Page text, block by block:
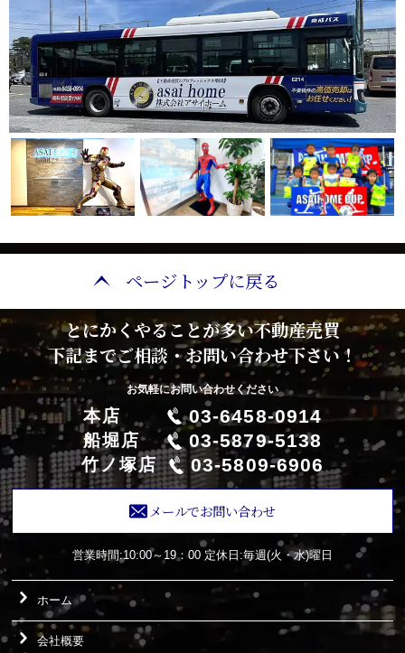
ページトップに戻る
とにかくやることが多い不動産売買
下記までご相談・お問い合わせ下さい！
お気軽にお問い合わせください
本店 03-6458-0914
船堀店 03-5879-5138
竹ノ塚店 03-5809-6906
メールでお問い合わせ
営業時間:10:00～19：00 定休日:毎週(火・水)曜日
ホーム
会社概要